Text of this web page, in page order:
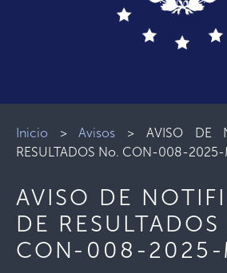
Inicio >Avisos > AVISO DE
RESULTADOS No. CON-008-2025-
AVISO DE
DE
CON-008-2025-